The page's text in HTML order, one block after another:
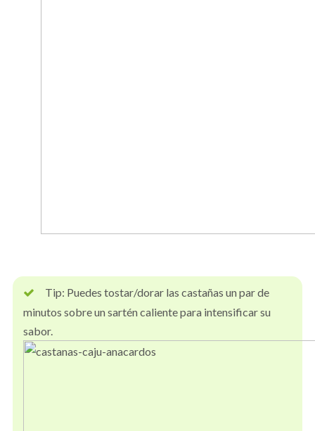
Tip: Puedes tostar/dorar las castañas un par de
minutos sobre un sartén caliente para intensificar su
sabor.